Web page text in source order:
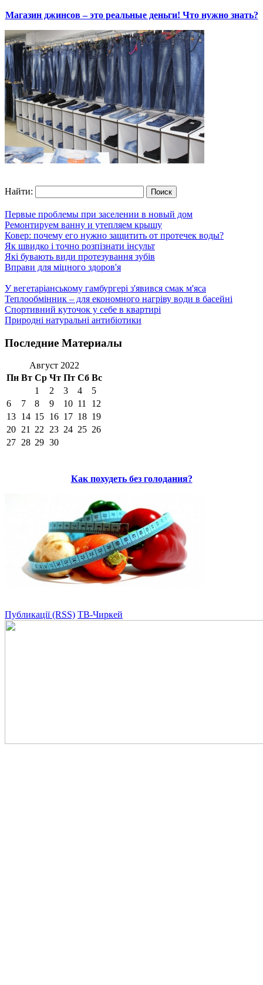
Магазин джинсов – это реальные деньги! Что нужно знать?
Найти:
Первые проблемы при заселении в новый дом
Ремонтируем ванну и утепляем крышу
Ковер: почему его нужно защитить от протечек воды?
Як швидко і точно розпізнати інсульт
Які бувають види протезування зубів
Вправи для міцного здоров'я
У вегетаріанському гамбургері з'явився смак м'яса
Теплообмінник – для економного нагріву води в басейні
Спортивний куточок у себе в квартирі
Природні натуральні антибіотики
Последние Материалы
Август 2022
Пн Вт Ср Чт Пт Сб Вс
1
2 3 4
5
6
7 8 9 10 11
12
13 14 15 16 17 18 19
20 21 22 23 24 25 26
27 28 29 30
Как похудеть без голодания?
Публикації (RSS) ТВ-Чиркей